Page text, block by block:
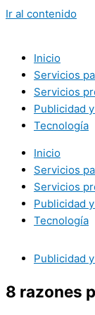
Ir al contenido
Inicio
Servicios
Servicios
Publicidad
Tecnología
Inicio
Servicios
Servicios
Publicidad
Tecnología
Publicidad
8 razones